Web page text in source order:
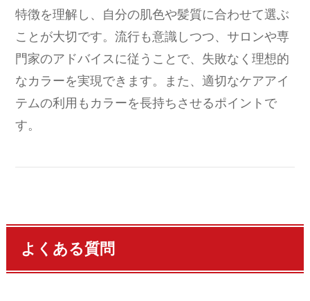
特徴を理解し、自分の肌色や髪質に合わせて選ぶ
ことが大切です。流行も意識しつつ、サロンや専
門家のアドバイスに従うことで、失敗なく理想的
なカラーを実現できます。また、適切なケアアイ
テムの利用もカラーを長持ちさせるポイントで
す。
よくある質問